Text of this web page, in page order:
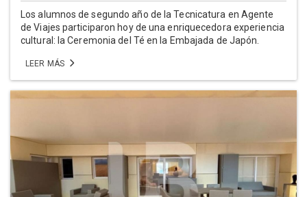
Los alumnos de segundo año de la Tecnicatura en Agente
de Viajes participaron hoy de una enriquecedora experiencia
cultural: la Ceremonia del Té en la Embajada de Japón.
LEER MÁS